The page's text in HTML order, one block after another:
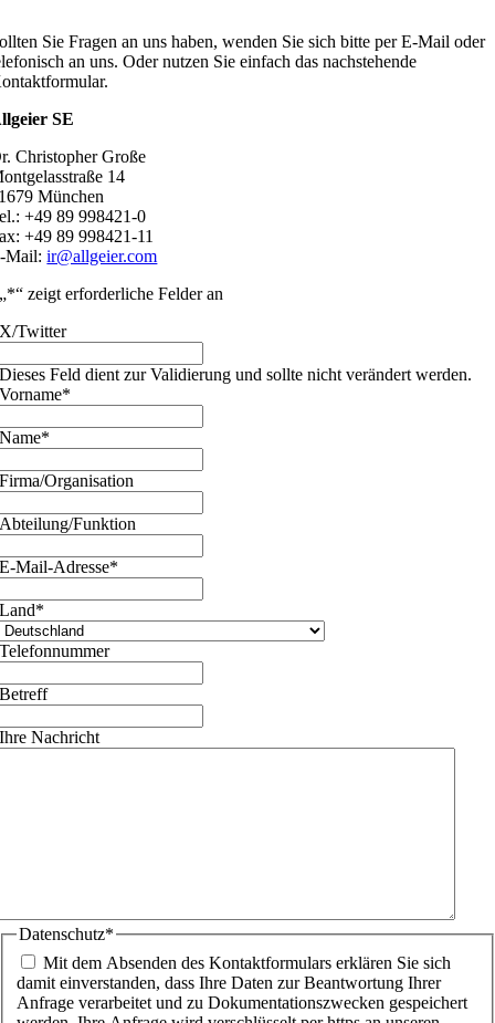
Sie Fragen an uns haben, wenden Sie sich bitte per E-Mail oder
an uns. Oder nutzen Sie einfach das nachstehende
SE
Christopher Große
14
München
+49 89 998421-0
+49 89 998421-11
Mail:ir@allgeier.com
„*“ zeigt erforderliche Felder an
X/Twitter
Dieses Feld dient zur Validierung und sollte nicht verändert werden.
Vorname*
Name*
Firma/Organisation
Abteilung/Funktion
E-Mail-Adresse*
Land*
Telefonnummer
Betreff
Ihre Nachricht
Datenschutz*
Mit dem Absenden des Kontaktformulars erklären Sie sich
damit einverstanden, dass Ihre Daten zur Beantwortung Ihrer
Anfrage verarbeitet und zu Dokumentationszwecken gespeichert